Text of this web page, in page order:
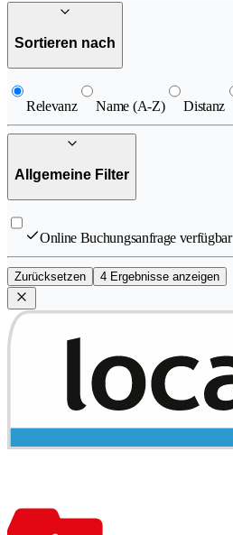
Sortieren nach
Relevanz Name (A-Z) Distanz
Allgemeine Filter
Online Buchungsanfrage verfügbar
Zurücksetzen 4 Ergebnisse anzeigen